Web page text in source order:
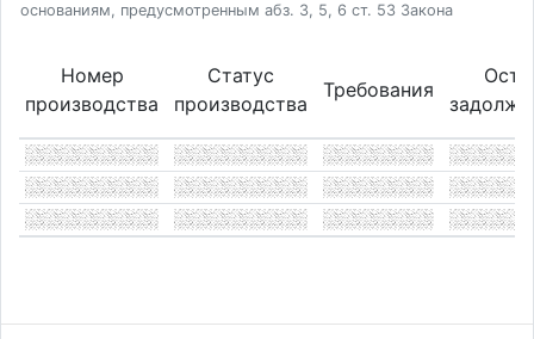
основаниям, предусмотренным абз. 3, 5, 6 ст. 53 Закона
Номер
производства
Статус
производства
Требования